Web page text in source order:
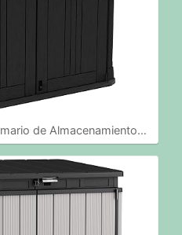
de Almacenamiento…